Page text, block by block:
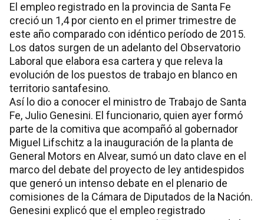
El empleo registrado en la provincia de Santa Fe
creció un 1,4 por ciento en el primer trimestre de
este año comparado con idéntico período de 2015.
Los datos surgen de un adelanto del Observatorio
Laboral que elabora esa cartera y que releva la
evolución de los puestos de trabajo en blanco en
territorio santafesino.
Así lo dio a conocer el ministro de Trabajo de Santa
Fe, Julio Genesini. El funcionario, quien ayer formó
parte de la comitiva que acompañó al gobernador
Miguel Lifschitz a la inauguración de la planta de
General Motors en Alvear, sumó un dato clave en el
marco del debate del proyecto de ley antidespidos
que generó un intenso debate en el plenario de
comisiones de la Cámara de Diputados de la Nación.
Genesini explicó que el empleo registrado